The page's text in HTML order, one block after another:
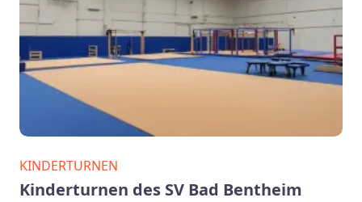
KINDERTURNEN
Kinderturnen des SV Bad Bentheim